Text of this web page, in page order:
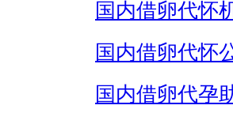
国内借卵代怀
国内借卵代怀
国内借卵代孕